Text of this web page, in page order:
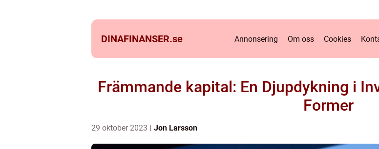
DINAFINANSER.se Annonsering Om oss Cookies
Främmande kapital: En Djupdykning i
Former
29 oktober 2023 Jon Larsson